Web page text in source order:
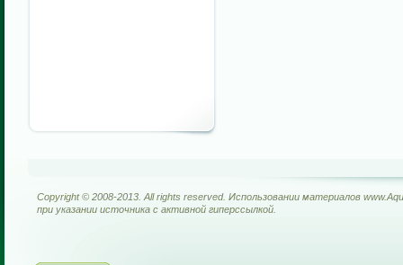
Copyright © 2008-2013. All rights reserved. Использовании материалов
при указании источника с активной гиперссылкой.